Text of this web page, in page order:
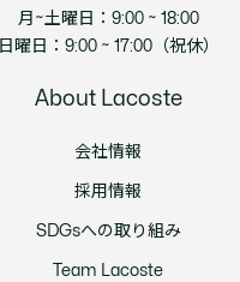
月~土曜日：9:00 ~ 18:00
日曜日：9:00 ~ 17:00（祝休）
About Lacoste
会社情報
採用情報
SDGsへの取り組み
Team Lacoste